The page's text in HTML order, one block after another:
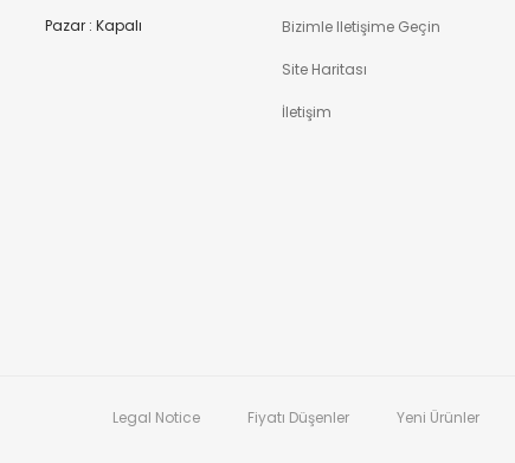
Pazar : Kapalı Bizimle Iletişime Geçin
Site Haritası
İletişim
Legal Notice Fiyatı Düşenler Yeni Ürünler